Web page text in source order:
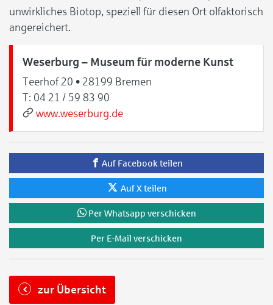
unwirkliches Biotop, speziell für diesen Ort olfaktorisch
angereichert.
Weserburg – Museum für moderne Kunst
Teerhof 20 • 28199 Bremen
T: 04 21 / 59 83 90
www.weserburg.de
Auf Facebook teilen
Auf X teilen
Per Whatsapp verschicken
Per E-Mail verschicken
zur Übersicht